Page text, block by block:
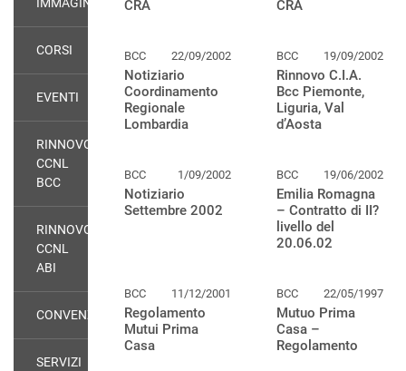
IMMAGINE
CORSI
EVENTI
RINNOVO
CCNL
BCC
RINNOVO
CCNL
ABI
CONVENZIONI
SERVIZI
CRA
CRA
BCC 22/09/2002
Notiziario
Coordinamento
Regionale
Lombardia
BCC 19/09/2002
Rinnovo C.I.A.
Bcc Piemonte,
Liguria, Val
d’Aosta
BCC 1/09/2002
Notiziario
Settembre 2002
BCC 19/06/2002
Emilia Romagna
– Contratto di II?
livello del
20.06.02
BCC 11/12/2001
Regolamento
Mutui Prima
Casa
BCC 22/05/1997
Mutuo Prima
Casa –
Regolamento